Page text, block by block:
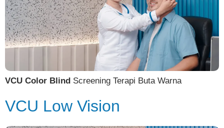
VCU Color Blind Screening Terapi Buta Warna
VCU Low Vision